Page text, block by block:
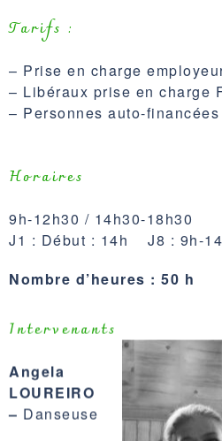
Tarifs :
– Prise en charge
– Libéraux prise en charge
– Personnes auto-
Horaires
9h-12h30 / 14h30-18h30
J1 : Début : 14h J8 : 9h-
Nombre d’heures : 50 h
Angela
LOUREIRO